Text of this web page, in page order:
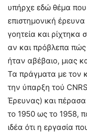
υπήρχε εδώ θέμα
επιστημονική
γοητεία και ρίχτηκα
αν και πρόβλεπα
ήταν αβέβαιο, μιας
Τα πράγματα με τον
την ύπαρξη τού
Έρευνας) και πέρασα
το 1950 ως το 1958,
ιδέα ότι η εργασία